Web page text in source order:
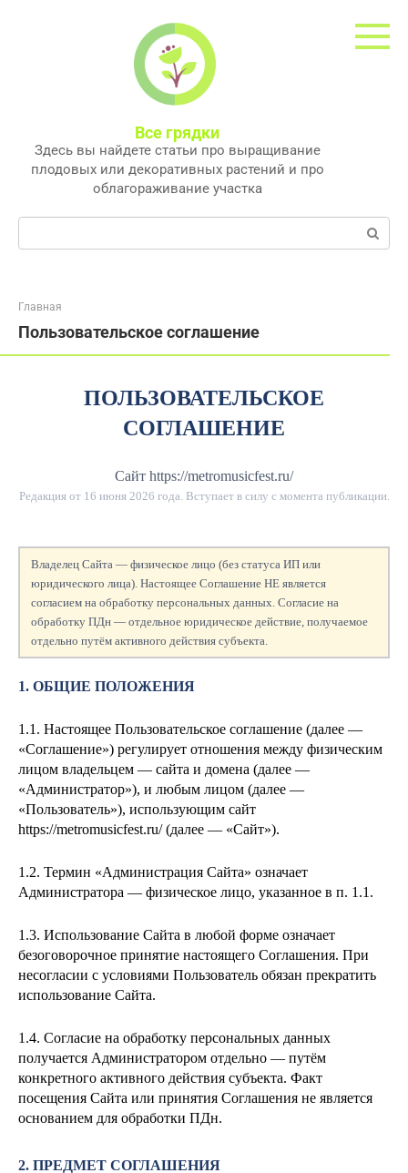
Все грядки
Здесь вы найдете статьи про выращивание
плодовых или декоративных растений и про
облагораживание участка
Поиск:
Главная
Пользовательское соглашение
ПОЛЬЗОВАТЕЛЬСКОЕ
СОГЛАШЕНИЕ
Сайт https://metromusicfest.ru/
Редакция от 16 июня 2026 года. Вступает в силу с момента публикации.
Владелец Сайта — физическое лицо (без статуса ИП или
юридического лица). Настоящее Соглашение НЕ является
согласием на обработку персональных данных. Согласие на
обработку ПДн — отдельное юридическое действие, получаемое
отдельно путём активного действия субъекта.
1. ОБЩИЕ ПОЛОЖЕНИЯ
1.1. Настоящее Пользовательское соглашение (далее —
«Соглашение») регулирует отношения между физическим
лицом владельцем — сайта и домена (далее —
«Администратор»), и любым лицом (далее —
«Пользователь»), использующим сайт
https://metromusicfest.ru/ (далее — «Сайт»).
1.2. Термин «Администрация Сайта» означает
Администратора — физическое лицо, указанное в п. 1.1.
1.3. Использование Сайта в любой форме означает
безоговорочное принятие настоящего Соглашения. При
несогласии с условиями Пользователь обязан прекратить
использование Сайта.
1.4. Согласие на обработку персональных данных
получается Администратором отдельно — путём
конкретного активного действия субъекта. Факт
посещения Сайта или принятия Соглашения не является
основанием для обработки ПДн.
2. ПРЕДМЕТ СОГЛАШЕНИЯ